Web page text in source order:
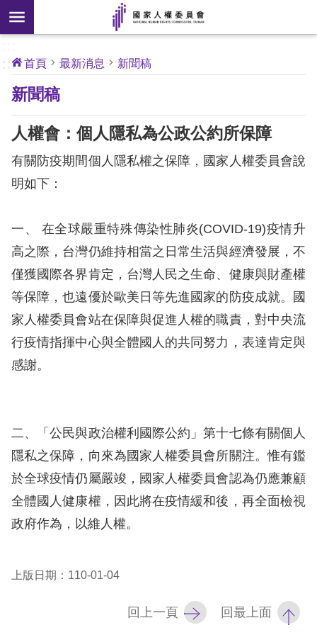
前往主要內容區塊
搜
尋
開
新
]
核
心
人
權
公
約
關
於
會
最
新
消
息
人
核
心
權
公
陳
:::
首頁 最新消息 新聞稿
新聞稿
人權會：個人隱私為公政公約所保障
有關防疫期間個人隱私權之保障，國家人權委員會說
明如下：
一、 在全球嚴重特殊傳染性肺炎(COVID-19)疫情升
高之際，台灣仍維持相當之日常生活與經濟發展，不
僅獲國際各界肯定，台灣人民之生命、健康與財產權
等保障，也遠優於歐美日等先進國家的防疫成就。國
家人權委員會站在保障與促進人權的職責，對中央流
行疫情指揮中心與全體國人的共同努力，表達肯定與
感謝。
二、「公民與政治權利國際公約」第十七條有關個人
隱私之保障，向來為國家人權委員會所關注。惟有鑑
於全球疫情仍屬嚴竣，國家人權委員會認為仍應兼顧
全體國人健康權，因此將在疫情緩和後，再全面檢視
政府作為，以維人權。
上版日期：110-01-04
回上一頁 回最上面